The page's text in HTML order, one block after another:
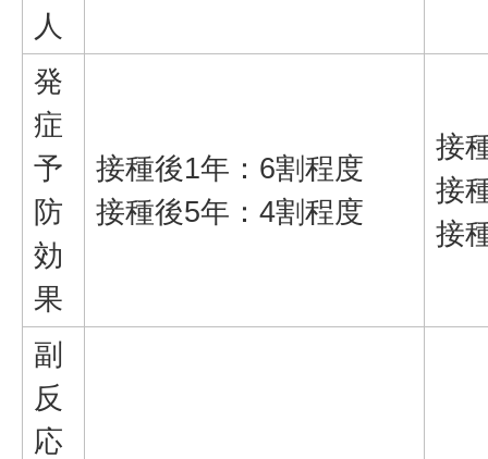
人
発
症
予
防
効
果
接種後1年：6割程度
接種後5年：4割程度
接
接
接
副
反
応